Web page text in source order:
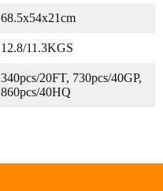
68.5x54x21cm
12.8/11.3KGS
340pcs/20FT, 730pcs/40GP,
860pcs/40HQ